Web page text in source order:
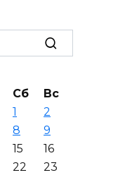
Сб
Вс
1
2
8
9
15
16
22
23